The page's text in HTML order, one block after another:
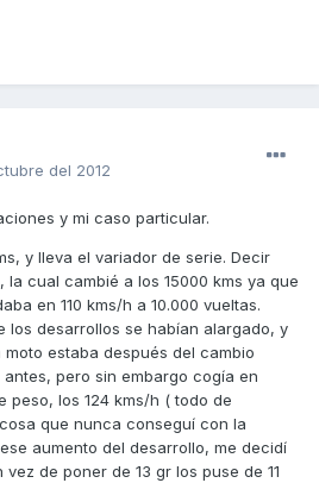
del 2012
y mi caso particular.
y lleva el variador de serie. Decir
cual cambié a los 15000 kms ya que
en 110 kms/h a 10.000 vueltas.
los desarrollos se habían alargado, y
estaba después del cambio
pero sin embargo cogía en
peso, los 124 kms/h ( todo de
que nunca conseguí con la
aumento del desarrollo, me decidí
de poner de 13 gr los puse de 11